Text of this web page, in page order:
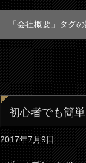
「会社概要」タグ
初心者でも簡
2017年7月9日